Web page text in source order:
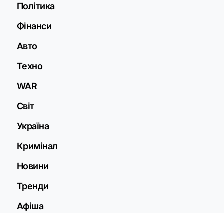
Політика
Фінанси
Авто
Техно
WAR
Світ
Україна
Кримінал
Новини
Тренди
Афіша